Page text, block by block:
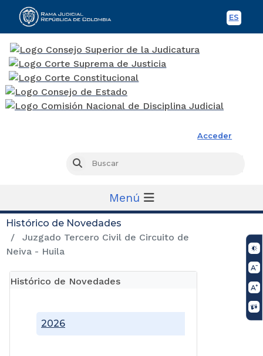
ES
Acceder
Buscar
Menú
Histórico de Novedades
Juzgado Tercero Civil de Circuito de
Neiva - Huila
Histórico de Novedades
2026